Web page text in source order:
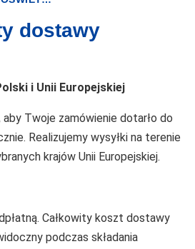
dostawy
i Unii Europejskiej
Twoje zamówienie dotarło do
Realizujemy wysyłki na terenie
krajów Unii Europejskiej.
Całkowity koszt dostawy
podczas składania